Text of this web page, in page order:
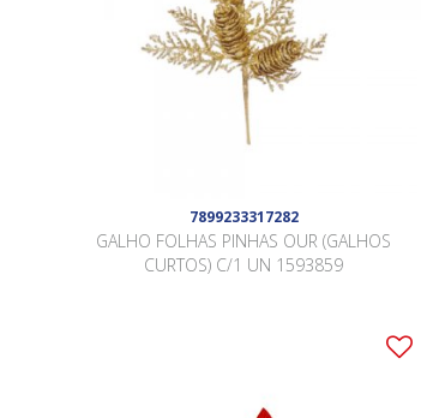
7899233317282
GALHO FOLHAS PINHAS OUR (GALHOS
CURTOS) C/1 UN 1593859